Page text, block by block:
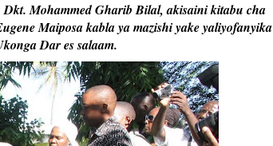
Mohammed Gharib Bilal, akisaini kitabu cha
Maiposa kabla ya mazishi yake yaliyofanyika
Dar es salaam.